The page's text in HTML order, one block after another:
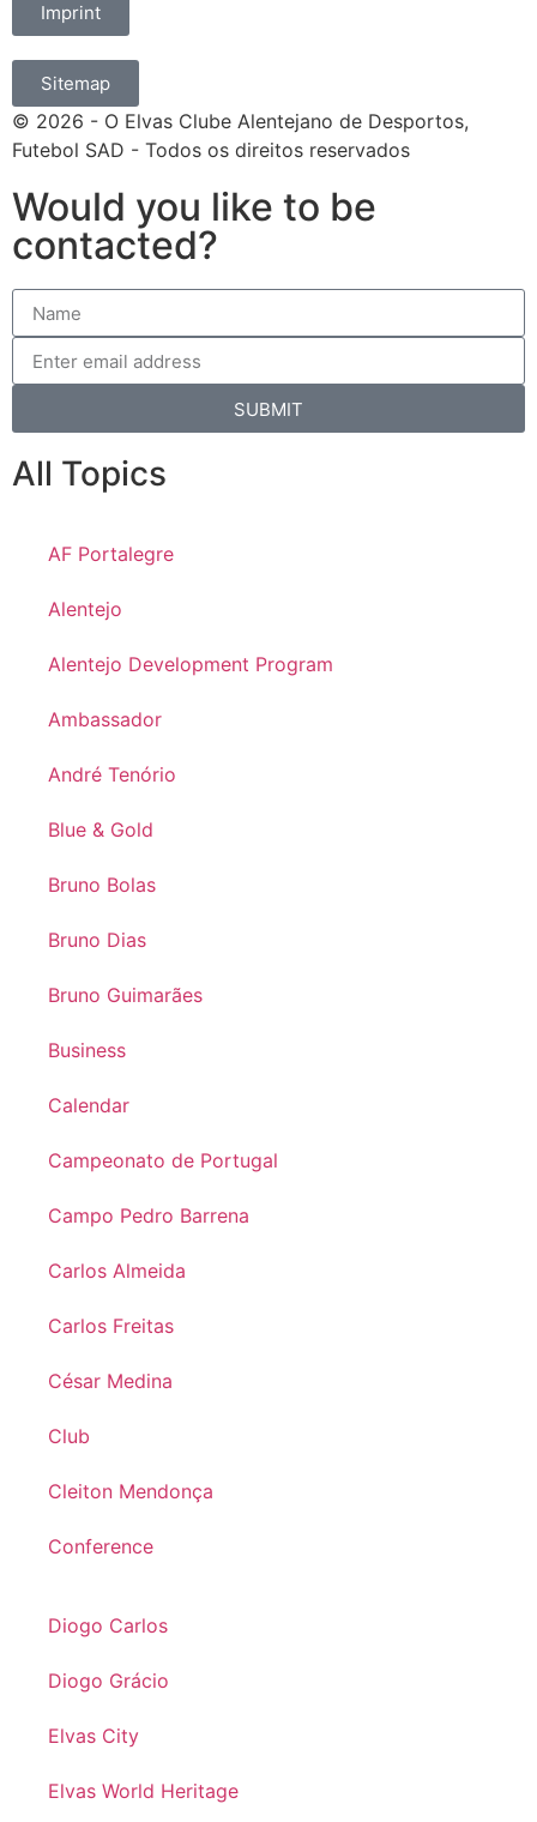
Imprint
Sitemap
© 2026 - O Elvas Clube Alentejano de Desportos,
Futebol SAD - Todos os direitos reservados
Would you like to be
contacted?
SUBMIT
All Topics
AF Portalegre
Alentejo
Alentejo Development Program
Ambassador
André Tenório
Blue & Gold
Bruno Bolas
Bruno Dias
Bruno Guimarães
Business
Calendar
Campeonato de Portugal
Campo Pedro Barrena
Carlos Almeida
Carlos Freitas
César Medina
Club
Cleiton Mendonça
Conference
Diogo Carlos
Diogo Grácio
Elvas City
Elvas World Heritage